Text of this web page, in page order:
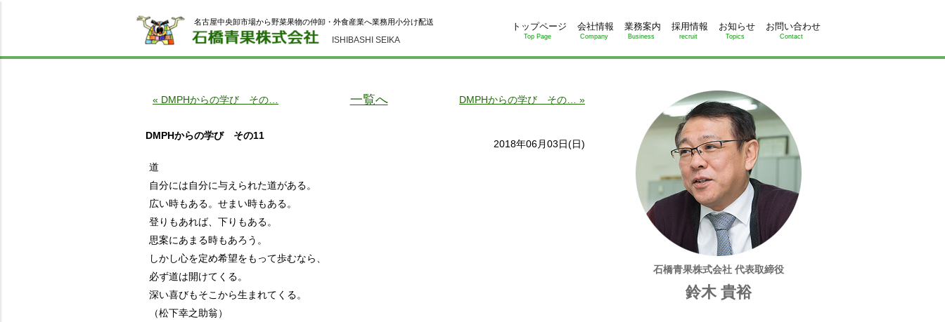
ISHIBASHI SEIKA
名古屋中央卸市場から野菜果物の仲卸・外食産業へ業務用小分け配送 トップページ
Top Page
会社情報
Company
業務案内
Business
採用情報
recruit
お知らせ
Topics
お問い合わせ
Contact
« DMPHからの学び その… 一覧へ DMPHからの学び その… »
DMPHからの学び その11
2018年06月03日(日)
道
自分には自分に与えられた道がある。
広い時もある。せまい時もある。
登りもあれば、下りもある。
思案にあまる時もあろう。
しかし心を定め希望をもって歩むなら、
必ず道は開けてくる。
深い喜びもそこから生まれてくる。
（松下幸之助翁）
石橋青果株式会社 代表取締役
鈴木 貴裕